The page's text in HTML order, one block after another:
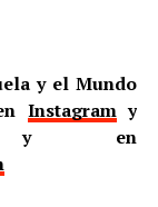
y el Mundo
Instagramy
en